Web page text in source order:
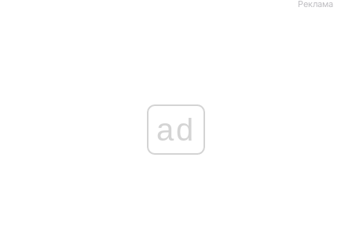
Реклама
ad